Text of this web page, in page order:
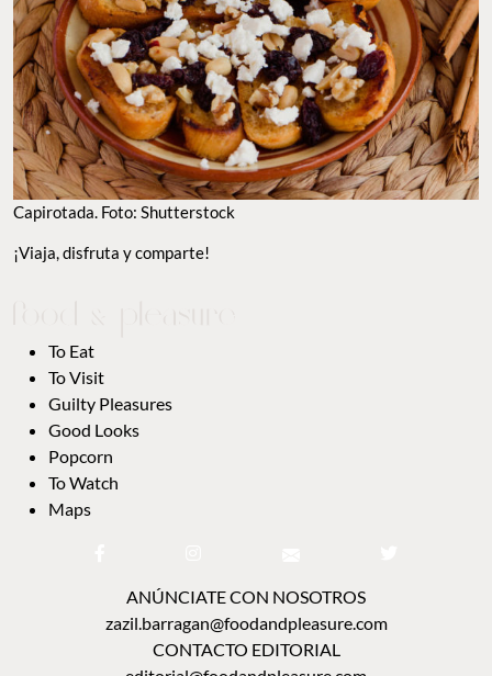
Capirotada. Foto: Shutterstock
¡Viaja, disfruta y comparte!
To Eat
To Visit
Guilty Pleasures
Good Looks
Popcorn
To Watch
Maps
ANÚNCIATE CON NOSOTROS
zazil.barragan@foodandpleasure.com
CONTACTO EDITORIAL